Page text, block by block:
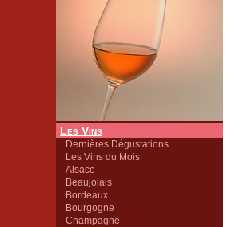
Les Vins
Dernières Dégustations
Les Vins du Mois
Alsace
Beaujolais
Bordeaux
Bourgogne
Champagne